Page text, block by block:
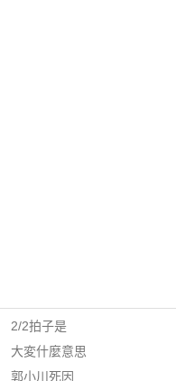
2/2拍子是
大変什麼意思
郭小川死因